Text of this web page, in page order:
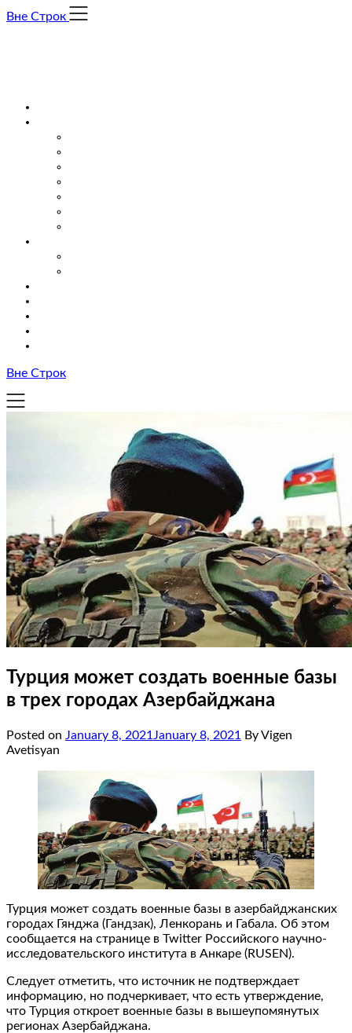
Skip
Вне Строк
Вне Строк
Турция может создать военные базы
в трех городах Азербайджана
Posted on January 8, 2021 January 8, 2021
By Vigen
Avetisyan
Турция может создать военные базы в азербайджанских
городах Гянджа (Гандзак), Ленкорань и Габала. Об этом
сообщается на странице в Twitter Российского научно-
исследовательского института в Анкаре (RUSEN).
Следует отметить, что источник не подтверждает
информацию, но подчеркивает, что есть утверждение,
что Турция откроет военные базы в вышеупомянутых
регионах Азербайджана.